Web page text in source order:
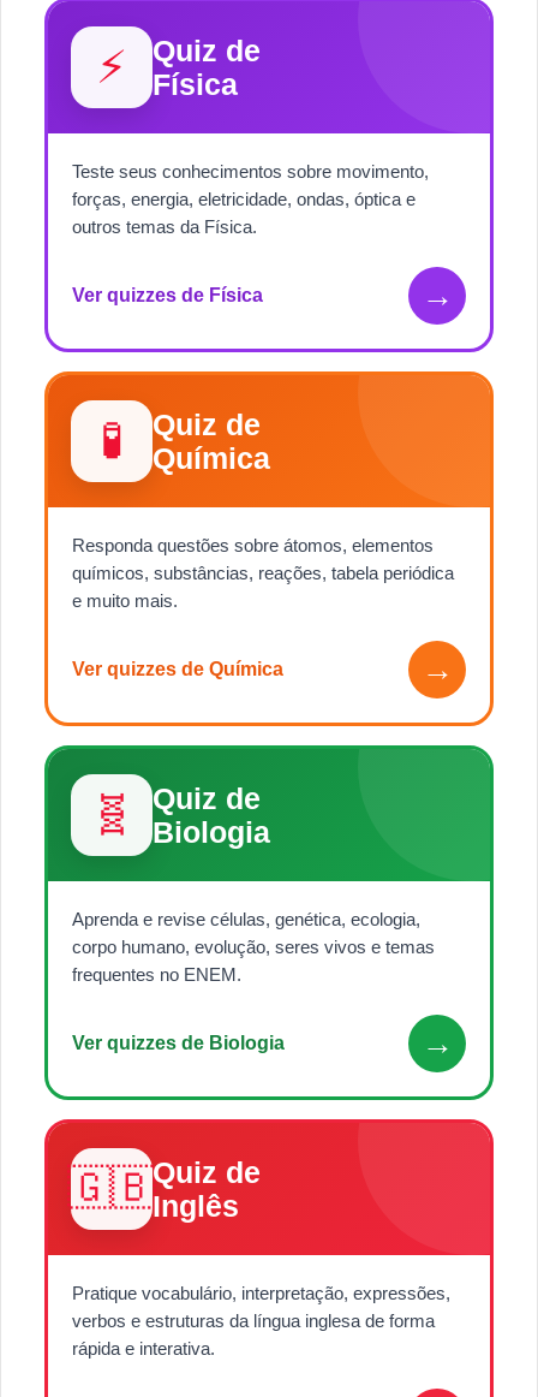
⚡
Quiz de
Física
Teste seus conhecimentos sobre movimento,
forças, energia, eletricidade, ondas, óptica e
outros temas da Física.
Ver quizzes de Física →
🧪
Quiz de
Química
Responda questões sobre átomos, elementos
químicos, substâncias, reações, tabela periódica
e muito mais.
Ver quizzes de Química →
🧬
Quiz de
Biologia
Aprenda e revise células, genética, ecologia,
corpo humano, evolução, seres vivos e temas
frequentes no ENEM.
Ver quizzes de Biologia →
🇬🇧Quiz de
Inglês
Pratique vocabulário, interpretação, expressões,
verbos e estruturas da língua inglesa de forma
rápida e interativa.